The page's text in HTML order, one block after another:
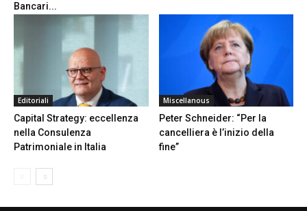
Bancari...
Editoriali
Capital Strategy: eccellenza
nella Consulenza
Patrimoniale in Italia
Miscellanous
Peter Schneider: “Per la
cancelliera è l’inizio della
fine”